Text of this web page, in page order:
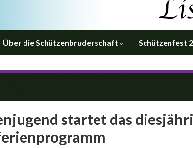
Über die Schützenbruderschaft Schützenfest
startet das